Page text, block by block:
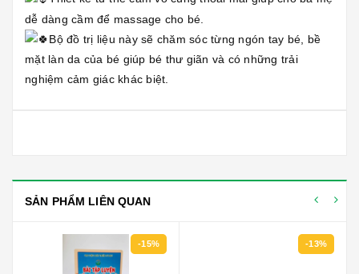
dễ dàng cầm để massage cho bé.
Bộ đồ trị liệu này sẽ chăm sóc từng ngón tay bé, bề
mặt làn da của bé giúp bé thư giãn và có những trải
nghiệm cảm giác khác biệt.
SẢN PHẨM LIÊN QUAN
-15% -13%